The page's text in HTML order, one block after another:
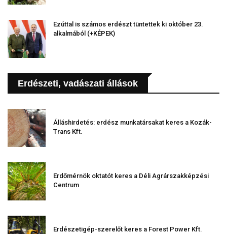
Ezúttal is számos erdészt tüntettek ki október 23.
alkalmából (+KÉPEK)
Erdészeti, vadászati állások
Álláshirdetés: erdész munkatársakat keres a Kozák-
Trans Kft.
Erdőmérnök oktatót keres a Déli Agrárszakképzési
Centrum
Erdészetigép-szerelőt keres a Forest Power Kft.